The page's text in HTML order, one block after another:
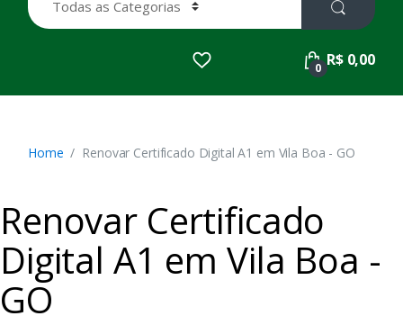
a
r
:
0 R$ 0,00
Home Renovar Certificado Digital A1 em Vila Boa - GO
Renovar Certificado
Digital A1 em Vila Boa -
GO